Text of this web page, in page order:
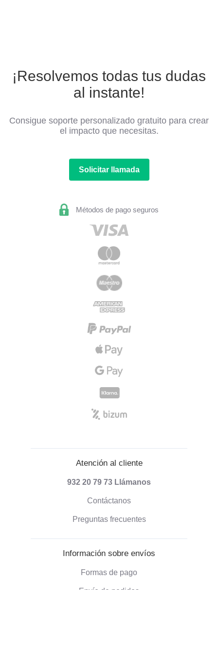
¡Resolvemos todas tus dudas
al instante!
Consigue soporte personalizado gratuito para crear
el impacto que necesitas.
Solicitar llamada
Métodos de pago seguros
Atención al cliente
932 20 79 73 Llámanos
Contáctanos
Preguntas frecuentes
Información sobre envíos
Formas de pago
Envío de pedidos